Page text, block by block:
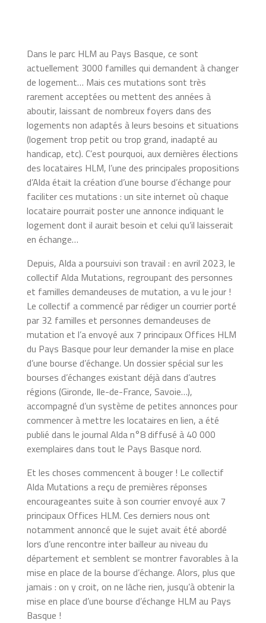
Dans le parc HLM au Pays Basque, ce sont
actuellement 3000 familles qui demandent à changer
de logement… Mais ces mutations sont très
rarement acceptées ou mettent des années à
aboutir, laissant de nombreux foyers dans des
logements non adaptés à leurs besoins et situations
(logement trop petit ou trop grand, inadapté au
handicap, etc). C’est pourquoi, aux dernières élections
des locataires HLM, l’une des principales propositions
d’Alda était la création d’une bourse d’échange pour
faciliter ces mutations : un site internet où chaque
locataire pourrait poster une annonce indiquant le
logement dont il aurait besoin et celui qu’il laisserait
en échange…
Depuis, Alda a poursuivi son travail : en avril 2023, le
collectif Alda Mutations, regroupant des personnes
et familles demandeuses de mutation, a vu le jour !
Le collectif a commencé par rédiger un courrier porté
par 32 familles et personnes demandeuses de
mutation et l’a envoyé aux 7 principaux Offices HLM
du Pays Basque pour leur demander la mise en place
d’une bourse d’échange. Un dossier spécial sur les
bourses d’échanges existant déjà dans d’autres
régions (Gironde, Ile-de-France, Savoie…),
accompagné d’un système de petites annonces pour
commencer à mettre les locataires en lien, a été
publié dans le journal Alda n°8 diffusé à 40 000
exemplaires dans tout le Pays Basque nord.
Et les choses commencent à bouger ! Le collectif
Alda Mutations a reçu de premières réponses
encourageantes suite à son courrier envoyé aux 7
principaux Offices HLM. Ces derniers nous ont
notamment annoncé que le sujet avait été abordé
lors d’une rencontre inter bailleur au niveau du
département et semblent se montrer favorables à la
mise en place de la bourse d’échange. Alors, plus que
jamais : on y croit, on ne lâche rien, jusqu’à obtenir la
mise en place d’une bourse d’échange HLM au Pays
Basque !